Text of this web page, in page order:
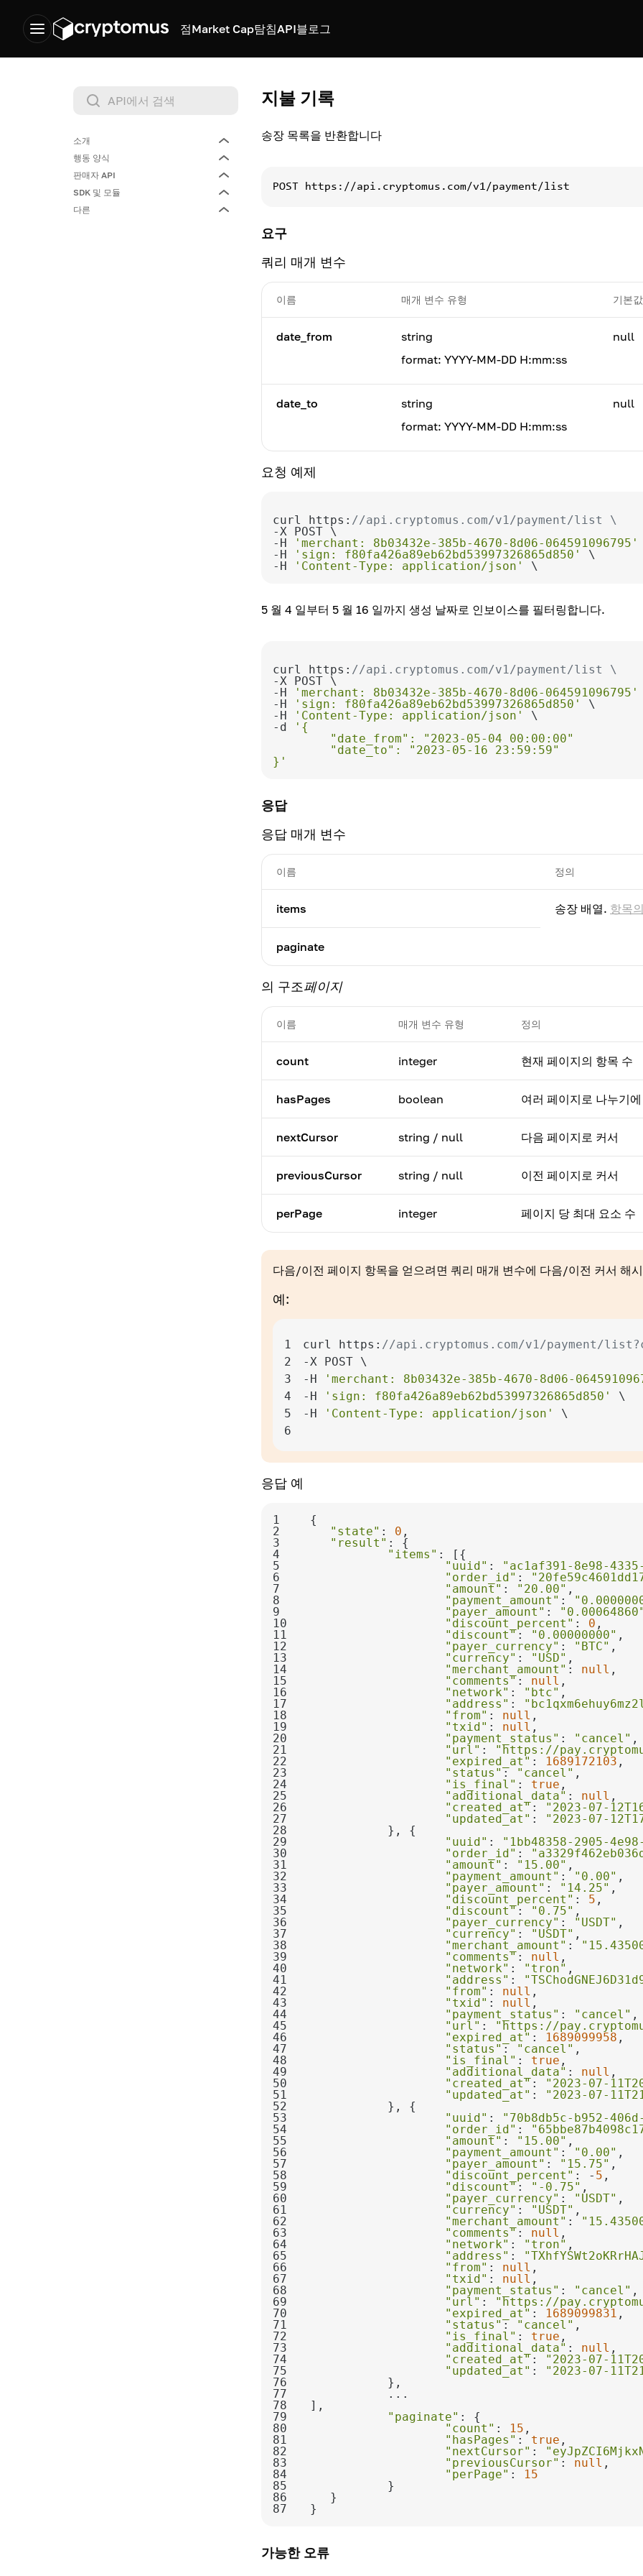
점Market Cap탐침API블로그
소개
기본
행동 양식
API 키를 얻습니다
요청 형식
판매자 API
API 키를 얻습니다
SDK 및 모듈
PHP SDK
다른
지불 기록
송장 목록을 반환합니다
POST https://api.cryptomus.com/v1/payment/list
요구
쿼리 매개 변수
이름 매개 변수 유형 기본값
date_from
string
format: YYYY-MM-DD H:mm:ss
null
date_to
string
format: YYYY-MM-DD H:mm:ss
null
요청 예제
curl https: //api.cryptomus.com/v1/payment/list \
-H
'merchant: 8b03432e-385b-4670-8d06-064591096795'
-H
'sign: f80fa426a89eb62bd53997326865d850'
-H
'Content-Type: application/json'
5 월 4 일부터 5 월 16 일까지 생성 날짜로 인보이스를 필터링합니다.
curl https: //api.cryptomus.com/v1/payment/list \
-H
'merchant: 8b03432e-385b-4670-8d06-064591096795'
-H
'sign: f80fa426a89eb62bd53997326865d850'
-H
'Content-Type: application/json'
-d
}'
응답
응답 매개 변수
이름 정의
items 송장 배열. 항목
paginate
의 구조페이지
이름 매개 변수 유형 정의
count integer 현재 페이지의 항목 수
hasPages boolean 여러 페이지로 나누기
nextCursor string / null 다음 페이지로 커서
previousCursor string / null 이전 페이지로 커서
perPage integer 페이지 당 최대 요소 수
다음/이전 페이지 항목을 얻으려면 쿼리 매개 변수에 다음/이전 커서 해
예:
1 curl https: //api.cryptomus.com/v1/payment/
2
3
-H 'merchant: 8b03432e-385b-4670-8d06-
4
-H 'sign: f80fa426a89eb62bd53997326865d850'
5
-H 'Content-Type: application/json'
6
응답 예
1
2
"state" : 0
3
"result"
4
"items"
5
"uuid" : "ac1af391-8e98-
6
"order_id" :
7
"amount" : "20.00"
8
"payment_amount" :
9
"payer_amount" : "0.00064860"
10
"discount_percent" : 0
11
"discount": "0.00000000"
12
"payer_currency" : "BTC"
13
"currency" : "USD"
14
"merchant_amount" : null
15
"comments": null
16
"network" : "btc"
17
"address" :
18
"from" : null
19
"txid" : null
20
"payment_status" : "cancel"
21
"url" :
"https://
22
"expired_at" : 1689172103
23
"status": "cancel"
24
"is_final" : true
25
"additional_data" : null
26
"created_at": "2023-07-
27
"updated_at" :
"2023-07-
28
29
"uuid" : "1bb48358-2905-
30
"order_id" :
31
"amount" : "15.00"
32
"payment_amount" : "0.00"
33
"payer_amount" : "14.25"
34
"discount_percent" : 5
35
"discount": "0.75"
36
"payer_currency" : "USDT"
37
"currency" : "USDT"
38
"merchant_amount" :
39
"comments": null
40
"network" : "tron"
41
"address" :
42
"from" : null
43
"txid" : null
44
"payment_status" : "cancel"
45
"url" :
"https://
46
"expired_at" : 1689099958
47
"status": "cancel"
48
"is_final" : true
49
"additional_data" : null
50
"created_at": "2023-07-
51
"updated_at" :
"2023-07-
52
53
"uuid" : "70b8db5c-b952-
54
"order_id" :
55
"amount" : "15.00"
56
"payment_amount" : "0.00"
57
"payer_amount" : "15.75"
58
"discount_percent" : - 5
59
"discount": "-0.75"
60
"payer_currency" : "USDT"
61
"currency" : "USDT"
62
"merchant_amount" :
63
"comments": null
64
"network" : "tron"
65
"address" :
66
"from" : null
67
"txid" : null
68
"payment_status" : "cancel"
69
"url" :
"https://
70
"expired_at" : 1689099831
71
"status": "cancel"
72
"is_final" : true
73
"additional_data" : null
74
"created_at": "2023-07-
75
"updated_at" :
"2023-07-
76
77
78
79
"paginate"
80
"count" : 15
81
"hasPages" : true
82
"nextCursor" :
83
"previousCursor" : null
84
"perPage" :
15
85
86
87
}
가능한 오류